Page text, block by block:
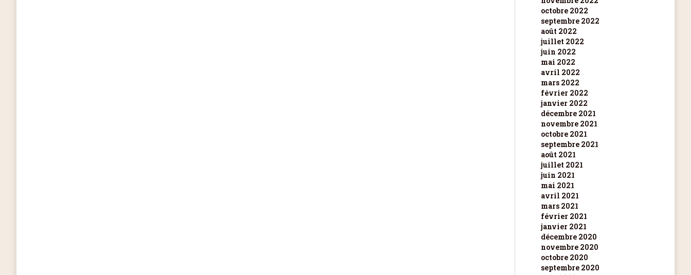
octobre 2022
septembre 2022
août 2022
juillet 2022
juin 2022
mai 2022
avril 2022
mars 2022
février 2022
janvier 2022
décembre 2021
novembre 2021
octobre 2021
septembre 2021
août 2021
juillet 2021
juin 2021
mai 2021
avril 2021
mars 2021
février 2021
janvier 2021
décembre 2020
novembre 2020
octobre 2020
septembre 2020